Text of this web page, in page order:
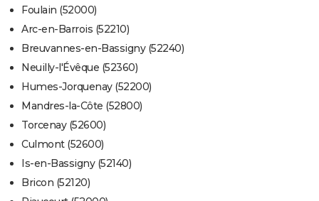
Foulain (52000)
Arc-en-Barrois (52210)
Breuvannes-en-Bassigny (52240)
Neuilly-l'Évêque (52360)
Humes-Jorquenay (52200)
Mandres-la-Côte (52800)
Torcenay (52600)
Culmont (52600)
Is-en-Bassigny (52140)
Bricon (52120)